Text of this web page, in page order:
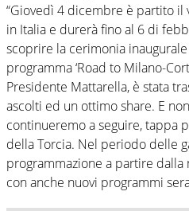
“Giovedì 4 dicembre è partito il
in Italia e durerà fino al 6 di
scoprire la cerimonia
programma ‘Road to Milano-
Presidente Mattarella, è stata
ascolti ed un ottimo share. E
continueremo a seguire, tappa
della Torcia. Nel periodo delle
programmazione a partire
con anche nuovi programmi